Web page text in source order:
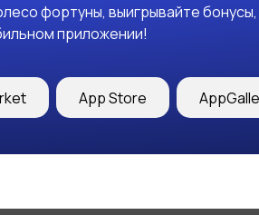
фортуны, выигрывайте
приложении!
App Store